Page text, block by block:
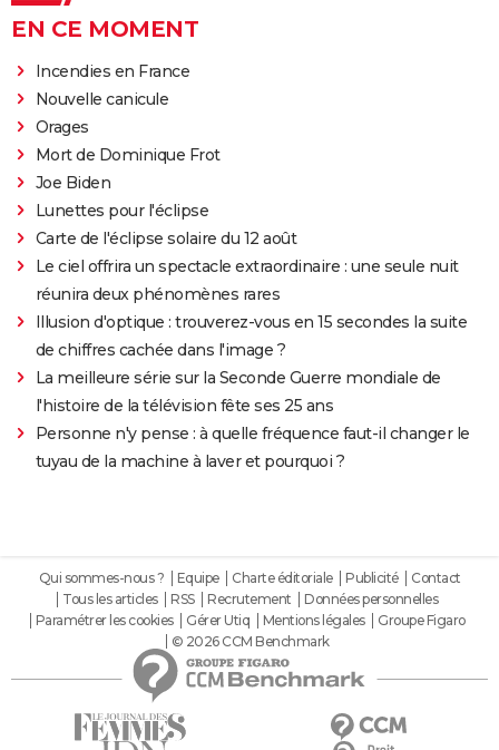
EN CE MOMENT
Incendies en France
Nouvelle canicule
Orages
Mort de Dominique Frot
Joe Biden
Lunettes pour l'éclipse
Carte de l'éclipse solaire du 12 août
Le ciel offrira un spectacle extraordinaire : une seule nuit
réunira deux phénomènes rares
Illusion d'optique : trouverez-vous en 15 secondes la suite
de chiffres cachée dans l'image ?
La meilleure série sur la Seconde Guerre mondiale de
l'histoire de la télévision fête ses 25 ans
Personne n'y pense : à quelle fréquence faut-il changer le
tuyau de la machine à laver et pourquoi ?
Qui sommes-nous ? Equipe Charte éditoriale Publicité
Contact
Tous les articles
RSS Recrutement
Données personnelles
Paramétrer les cookies
Gérer Utiq Mentions légales
Groupe Figaro
© 2026 CCM Benchmark